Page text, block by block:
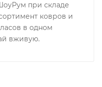
при складе
ковров и
в одном
вживую.